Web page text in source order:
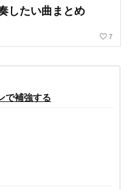
したい曲まとめ
favorite_border 7
で補強する